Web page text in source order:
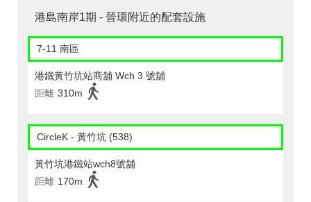
港島南岸1期 - 晉環附近的配套設施
7-11 南區
港鐵黃竹坑站商舖 Wch 3 號舖
距離 310m
CircleK - 黃竹坑 (538)
黃竹坑港鐵站wch8號舖
距離 170m